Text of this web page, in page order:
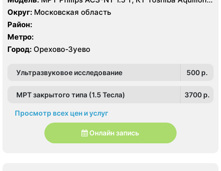
64 среза, УЗИ
Округ: Московская область
Район:
Метро:
Город: Орехово-Зуево
Ультразвуковое исследование 500 p.
МРТ закрытого типа (1.5 Тесла) 3700 p.
Просмотр всех цен и услуг
Онлайн запись